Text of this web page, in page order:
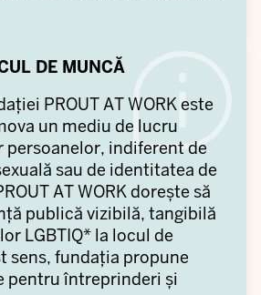
DE MUNCĂ
PROUT AT WORK este
un mediu de lucru
indiferent de
sau de identitatea de
AT WORK dorește să
publică vizibilă, tangibilă
LGBTIQ* la locul de
sens, fundația propune
pentru întreprinderi și